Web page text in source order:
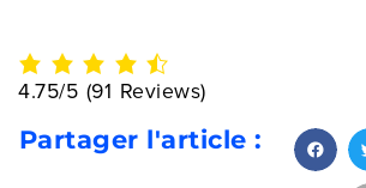
4.75/5 (91 Reviews)
Partager l'article :